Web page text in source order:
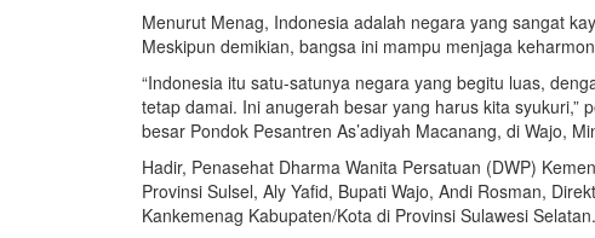
Menurut Menag, Indonesia adalah negara yang sangat
Meskipun demikian, bangsa ini mampu menjaga
“Indonesia itu satu-satunya negara yang begitu luas,
tetap damai. Ini anugerah besar yang harus kita syukuri,”
besar Pondok Pesantren As’adiyah Macanang, di Wajo,
Hadir, Penasehat Dharma Wanita Persatuan (DWP)
Provinsi Sulsel, Aly Yafid, Bupati Wajo, Andi Rosman,
Kankemenag Kabupaten/Kota di Provinsi Sulawesi Selatan.